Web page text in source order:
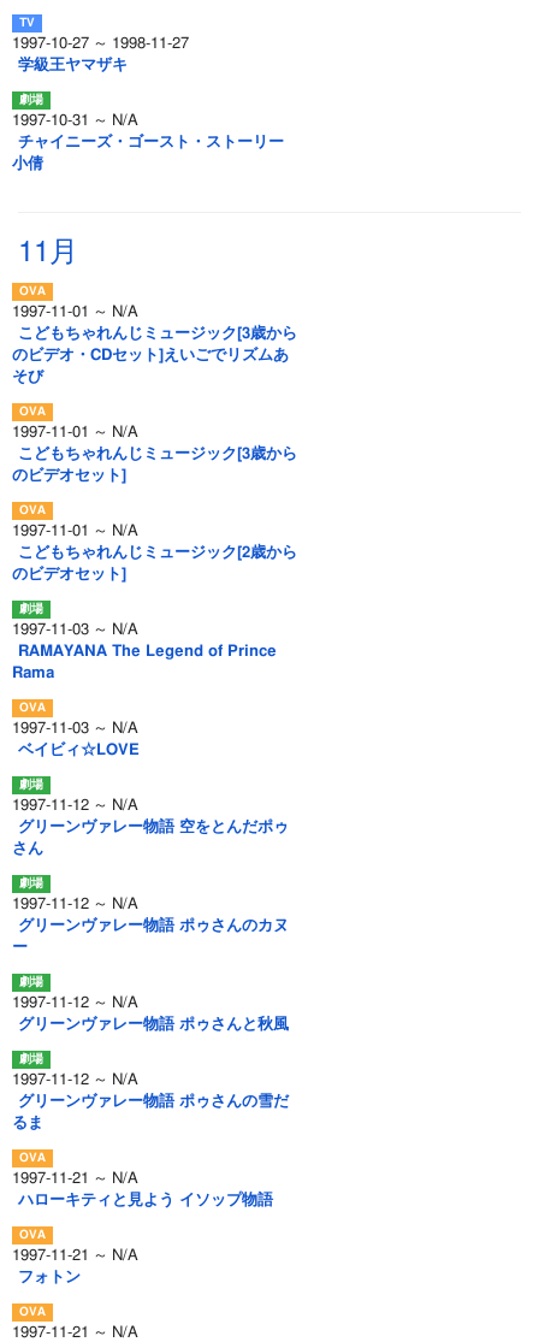
1997-10-27 ～ 1998-11-27
学級王ヤマザキ
1997-10-31 ～ N/A
チャイニーズ・ゴースト・ストーリー
小倩
11月
1997-11-01 ～ N/A
こどもちゃれんじミュージック[3歳から
のビデオ・CDセット]えいごでリズムあ
そび
1997-11-01 ～ N/A
こどもちゃれんじミュージック[3歳から
のビデオセット]
1997-11-01 ～ N/A
こどもちゃれんじミュージック[2歳から
のビデオセット]
1997-11-03 ～ N/A
RAMAYANA The Legend of Prince
Rama
1997-11-03 ～ N/A
ベイビィ☆LOVE
1997-11-12 ～ N/A
グリーンヴァレー物語 空をとんだポゥ
さん
1997-11-12 ～ N/A
グリーンヴァレー物語 ポゥさんのカヌ
ー
1997-11-12 ～ N/A
グリーンヴァレー物語 ポゥさんと秋風
1997-11-12 ～ N/A
グリーンヴァレー物語 ポゥさんの雪だ
るま
1997-11-21 ～ N/A
ハローキティと見よう イソップ物語
1997-11-21 ～ N/A
フォトン
1997-11-21 ～ N/A